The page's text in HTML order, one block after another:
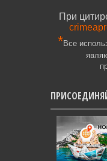
При
*Все